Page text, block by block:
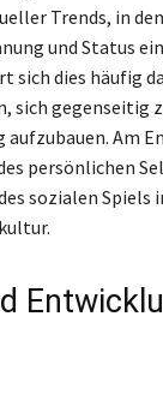
Trends, in
und Status
sich dies häufig
sich gegenseitig
Am
persönlichen
sozialen Spiels